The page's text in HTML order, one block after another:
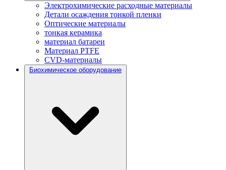
Электрохимические расходные материалы
Детали осаждения тонкой пленки
Оптические материалы
тонкая керамика
материал батареи
Материал PTFE
CVD-материалы
Биохимическое оборудование